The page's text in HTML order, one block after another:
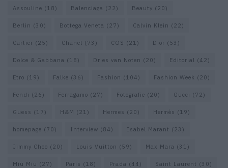
Assouline (18) Balenciaga (22) Beauty (20)
Berlin (30) Bottega Veneta (27) Calvin Klein (22)
Cartier (25) Chanel (73) COS (21) Dior (53)
Dolce & Gabbana (18) Dries van Noten (20) Editorial (42)
Etro (19) Falke (36) Fashion (104) Fashion Week (20)
Fendi (26) Ferragamo (27) Fotografie (20) Gucci (72)
Guess (17) H&M (21) Hermes (20) Hermès (19)
homepage (70) Interview (84) Isabel Marant (23)
Jimmy Choo (20) Louis Vuitton (59) Max Mara (31)
Miu Miu (27) Paris (18) Prada (44) Saint Laurent (30)